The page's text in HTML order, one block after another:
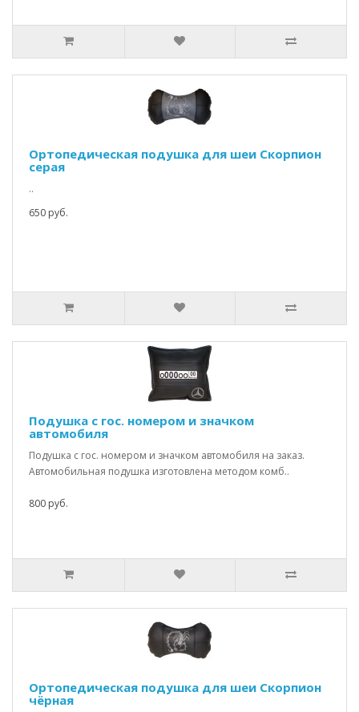
Ортопедическая подушка для шеи Скорпион
серая
..
650 руб.
Подушка с гос. номером и значком
автомобиля
Подушка с гос. номером и значком автомобиля на заказ.
Автомобильная подушка изготовлена методом комб..
800 руб.
Ортопедическая подушка для шеи Скорпион
чёрная